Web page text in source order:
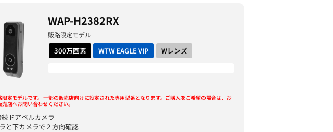
WAP-H2382RX
販路限定モデル
300万画素 WTW EAGLE VIP Wレンズ
定モデルです。 一部の販売店向けに設定された専用型番となります。ご購入をご希望の場合は、お
店へお問い合わせください。
ドアベルカメラ
と下カメラで２方向確認